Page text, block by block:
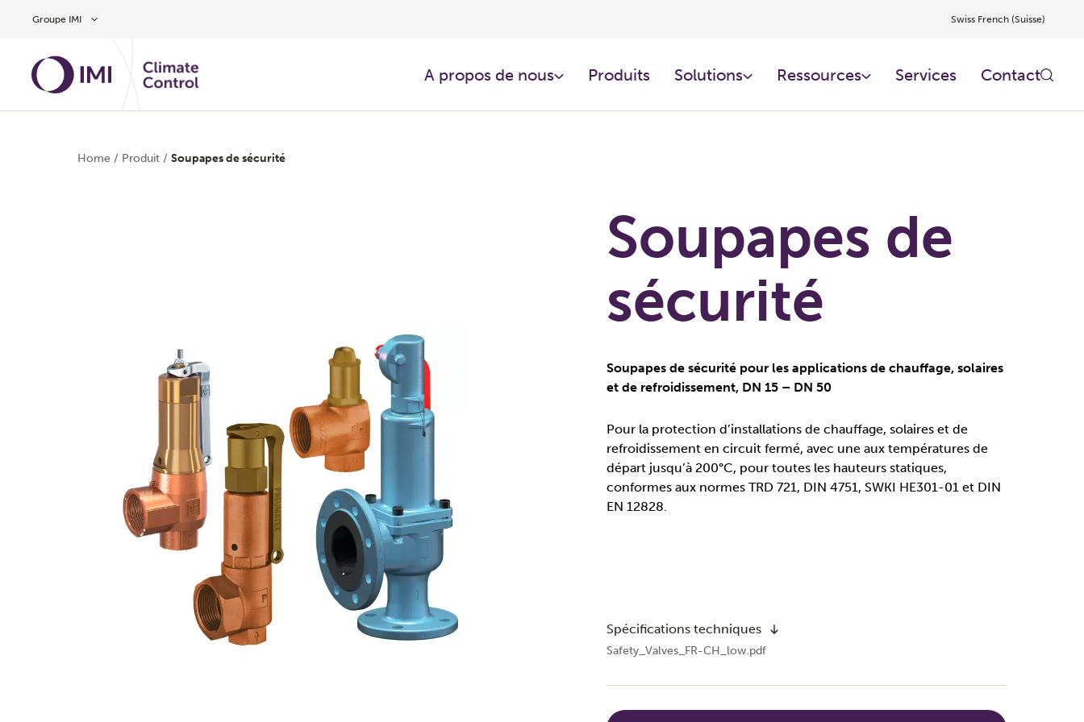
Groupe IMI Swiss French (Suisse)
A propos de nous Produits Solutions Ressources​ Services​ Contact
Home / Produit / Soupapes de sécurité
Soupapes de
sécurité
Soupapes de sécurité pour les applications de chauffage, solaires
et de refroidissement, DN 15 – DN 50
Pour la protection d’installations de chauffage, solaires et de
refroidissement en circuit fermé, avec une aux températures de
départ jusqu’à 200°C, pour toutes les hauteurs statiques,
conformes aux normes TRD 721, DIN 4751, SWKI HE301-01 et DIN
EN 12828.
Spécifications techniques
Safety_Valves_FR-CH_low.pdf